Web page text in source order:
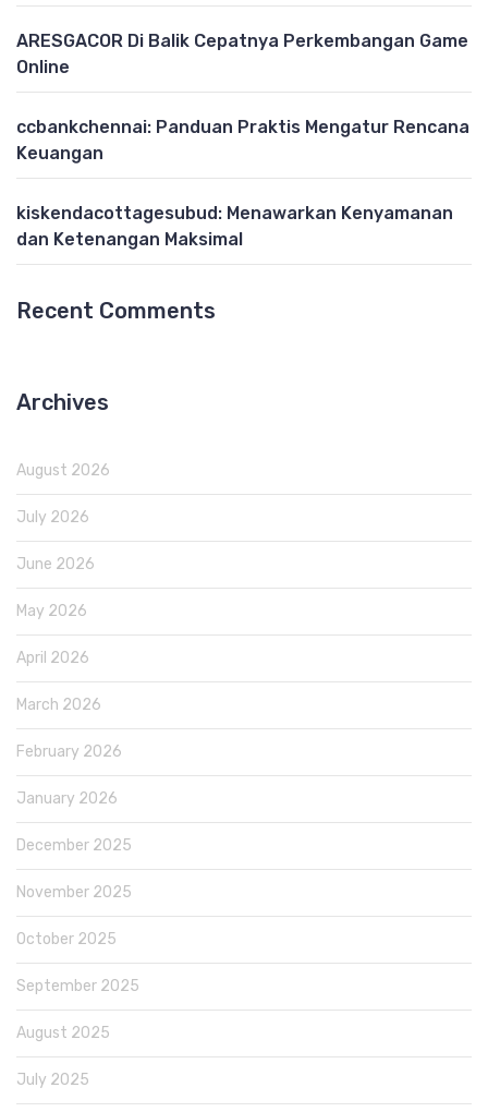
ARESGACOR Di Balik Cepatnya Perkembangan Game
Online
ccbankchennai: Panduan Praktis Mengatur Rencana
Keuangan
kiskendacottagesubud: Menawarkan Kenyamanan
dan Ketenangan Maksimal
Recent Comments
Archives
August 2026
July 2026
June 2026
May 2026
April 2026
March 2026
February 2026
January 2026
December 2025
November 2025
October 2025
September 2025
August 2025
July 2025